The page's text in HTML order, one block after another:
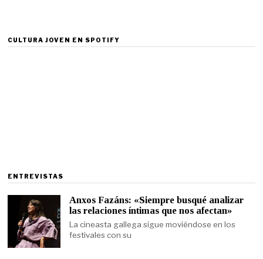
CULTURA JOVEN EN SPOTIFY
ENTREVISTAS
Anxos Fazáns: «Siempre busqué analizar
las relaciones íntimas que nos afectan»
La cineasta gallega sigue moviéndose en los
festivales con su